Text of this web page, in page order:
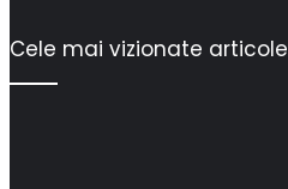
Cele mai vizionate articole